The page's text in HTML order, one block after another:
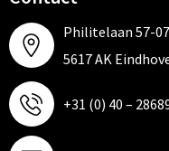
Philitelaan 57-
5617 AK
+31 (0) 40 –